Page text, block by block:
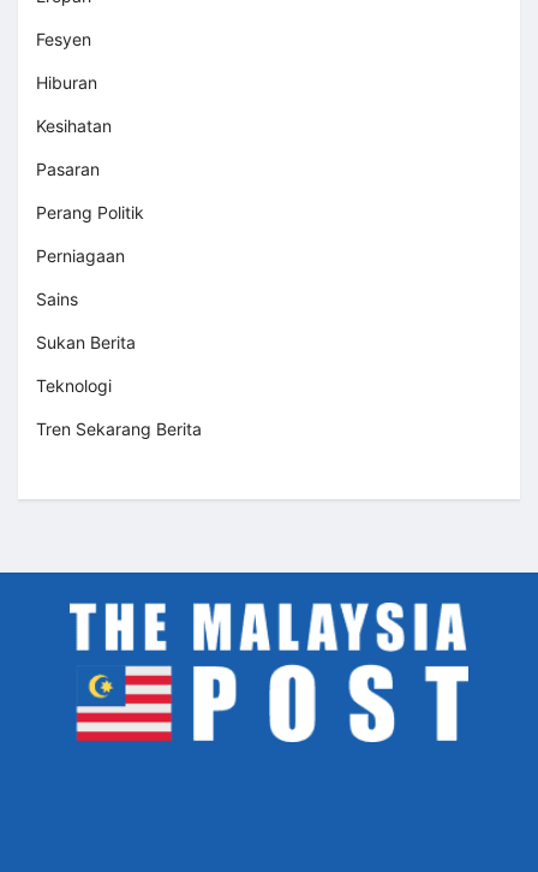
Fesyen
Hiburan
Kesihatan
Pasaran
Perang Politik
Perniagaan
Sains
Sukan Berita
Teknologi
Tren Sekarang Berita